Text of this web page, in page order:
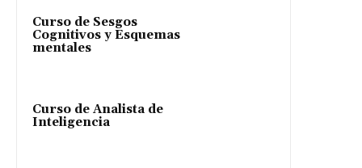
Curso de Sesgos
Cognitivos y Esquemas
mentales
Curso de Analista de
Inteligencia